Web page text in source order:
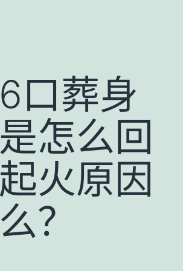
口葬身
怎么回
火原因
？